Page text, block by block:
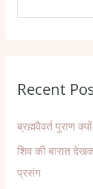
Recent
ब्रह्मवैवर्त पुराण
शिव की बारात
प्रसंग